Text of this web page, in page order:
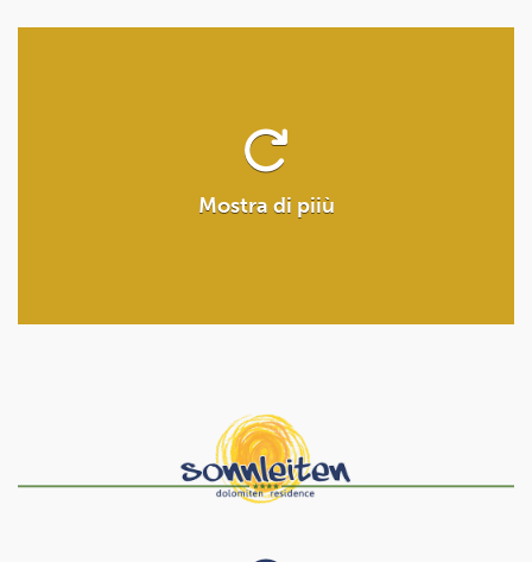
Mostra di piiù